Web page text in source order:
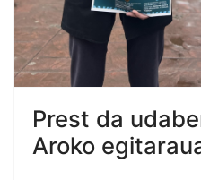
Prest da
Aroko